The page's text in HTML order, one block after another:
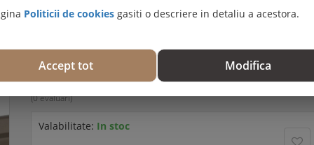
Trebuie să fiţi autentificat pentru a evalua acest produs.
(0 evaluări)
Valabilitate: In stoc
Politicii de cookies gasiti o descriere in detaliu a acestora.
Accept tot Modifica